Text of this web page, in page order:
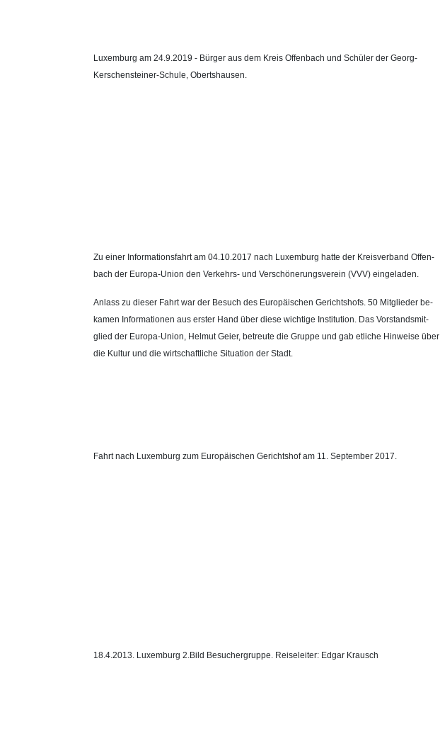
Luxemburg am 24.9.2019 - Bürger aus dem Kreis Offenbach und Schüler der Georg-
Kerschensteiner-Schule, Obertshausen.
Zu ei­ner In­for­ma­ti­ons­fahrt am 04.10.2017 nach Lu­xem­burg hat­te der Kreis­ver­band Of­fen­
bach der Eu­ro­pa-Uni­on den Ver­kehrs- und Ver­schö­ne­rungs­ver­ein (VVV) ein­ge­la­den.
An­lass zu die­ser Fahrt war der Be­such des Eu­ro­päi­schen Ge­richts­hofs. 50 Mit­glie­der be­
ka­men In­for­ma­tio­nen aus ers­ter Hand über die­se wich­ti­ge In­sti­tu­ti­on. Das Vor­stands­mit­
glied der Eu­ro­pa-Uni­on, Hel­mut Gei­er, be­treu­te die Grup­pe und gab et­li­che Hin­wei­se über
die Kul­tur und die wirt­schaft­li­che Si­tua­ti­on der Stadt.
Fahrt nach Luxemburg zum Europäischen Gerichtshof am 11. September 2017.
18.4.2013. Luxemburg 2.Bild Besuchergruppe. Reiseleiter: Edgar Krausch